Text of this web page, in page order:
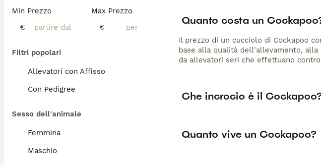
Min Prezzo
€
Max Prezzo
€
Filtri popolari
Allevatori con Affisso
Con Pedigree
Sesso dell'animale
Femmina
Maschio
Quanto costa un
Il prezzo di un cucciolo di Cockapoo
base alla qualità dell'allevamento,
da allevatori seri che effettuano
Che incrocio è il
Quanto vive un Cockapoo?